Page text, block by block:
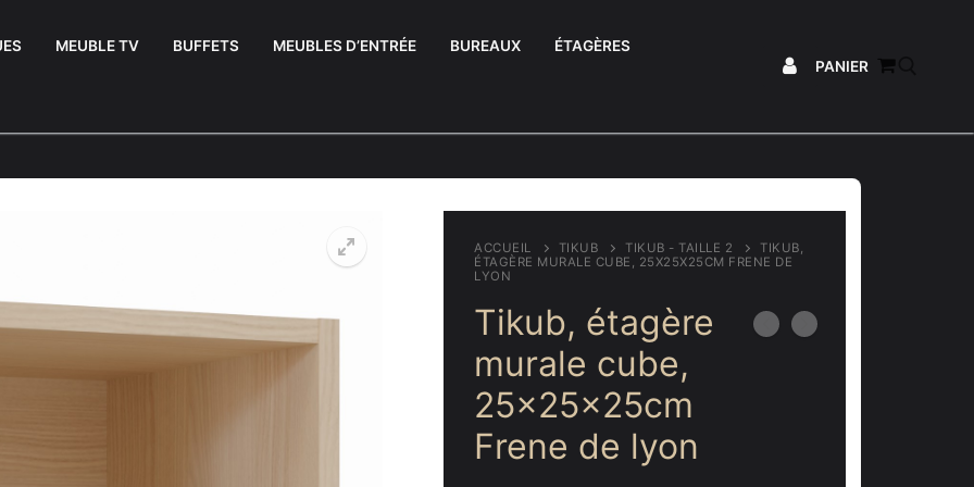
MEUBLE TV BUFFETS MEUBLES D’ENTRÉE BUREAUX ÉTAGÈRES
PANIER
ACCUEIL TIKUB TIKUB - TAILLE 2
TIKUB,
ÉTAGÈRE MURALE CUBE, 25X25X25CM FRENE DE
LYON
Tikub, étagère
murale cube,
25x25x25cm
Frene de lyon